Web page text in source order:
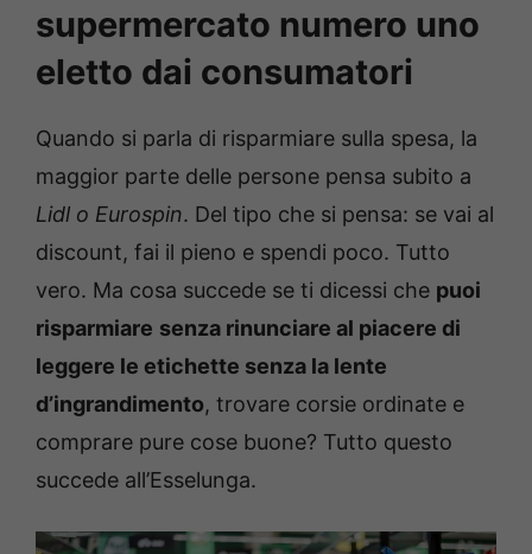
supermercato numero uno
eletto dai consumatori
Quando si parla di risparmiare sulla spesa, la
maggior parte delle persone pensa subito a
Lidl o Eurospin. Del tipo che si pensa: se vai al
discount, fai il pieno e spendi poco. Tutto
vero. Ma cosa succede se ti dicessi che puoi
risparmiare senza rinunciare al piacere di
leggere le etichette senza la lente
d’ingrandimento, trovare corsie ordinate e
comprare pure cose buone? Tutto questo
succede all’Esselunga.